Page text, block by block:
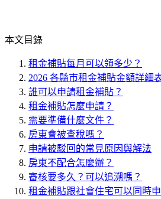
本文目錄
租金補貼每月可以領多少？
2026 各縣市租金補貼金額詳細
誰可以申請租金補貼？
租金補貼怎麼申請？
需要準備什麼文件？
房東會被查稅嗎？
申請被駁回的常見原因與解法
房東不配合怎麼辦？
審核要多久？可以追溯嗎？
租金補貼跟社會住宅可以同時